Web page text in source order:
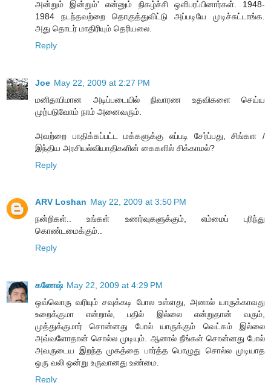
அன்றும் இன்றும்' என்னும் நிகழ்ச்சி ஒளிபரப்பினார்கள். 1948-
1984 நடந்தவற்றை தொகுத்துவிட்டு அப்படியே முடிச்சுட்டாங்க.
அது தொடர் மாதிரியும் தெரியலை.
Reply
Joe May 22, 2009 at 2:27 PM
மனிதாபிமான அடிப்படையில் நிவாரண உதவிகளை செய்ய
முற்படுவோம் நாம் அனைவரும்.
அவற்றை பாதிக்கப்பட்ட மக்களுக்கு எப்படி சேர்ப்பது, சிங்கள /
இந்திய அரசியல்வியாதிகளின் கைகளில் சிக்காமல்?
Reply
ARV Loshan May 22, 2009 at 3:50 PM
நன்றிகள்.. உங்கள் உணர்வுகளுக்கும், எம்மைப் புரிந்து
கொண்டமைக்கும்..
Reply
கணேஷ் May 22, 2009 at 4:29 PM
ஒவ்வொரு வரியும் சவுக்கடி போல உள்ளது, அனால் யாருக்காவது
உறைக்குமா என்றால், பதில் இல்லை என்றுதான் வரும்,
முத்துக்குமார் சொன்னது போல் யாருக்கும் வெட்கம் இல்லை
அவ்வளோதான் சொல்ல முடியும். ஆனால் நீங்கள் சொன்னது போல்
அவருடைய இறந்த முகத்தை பார்த்த பொழுது சொல்ல முடியாத
ஒரு வலி ஒன்று உருவானது உண்மை.
Reply